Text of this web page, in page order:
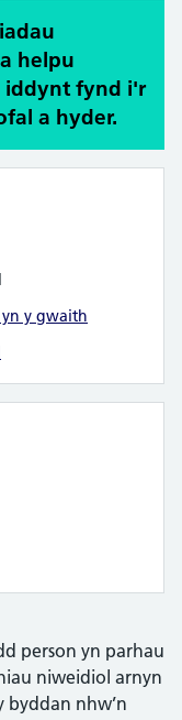
helpu
fynd i'r
a hyder.
y gwaith
person yn parhau
niweidiol arnyn
byddan nhw’n